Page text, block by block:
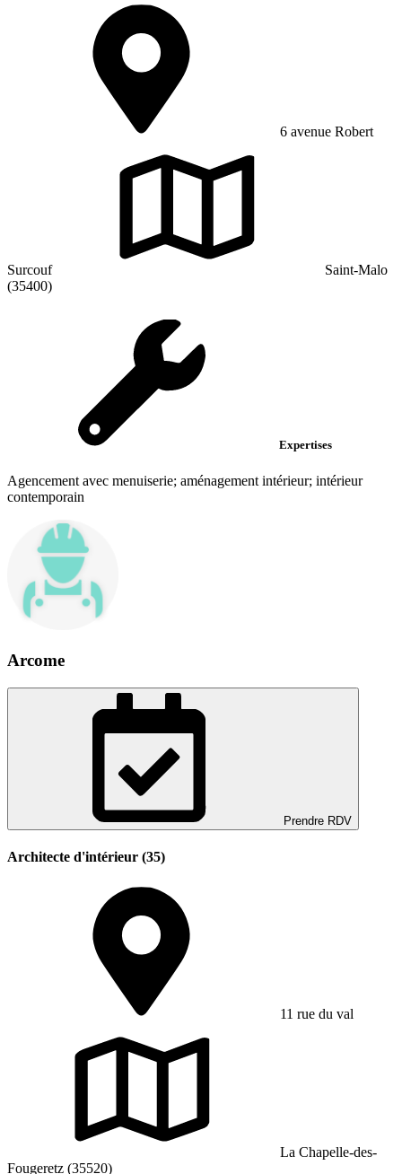
6 avenue Robert
Surcouf
Saint-Malo
(35400)
Expertises
Agencement avec menuiserie; aménagement intérieur; intérieur
contemporain
Arcome
Prendre RDV
Architecte d'intérieur (35)
11 rue du val
La Chapelle-des-
Fougeretz (35520)